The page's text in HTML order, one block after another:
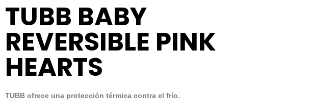
TUBB BABY
REVERSIBLE PINK
HEARTS
TUBB ofrece una protección térmica contra el frío.